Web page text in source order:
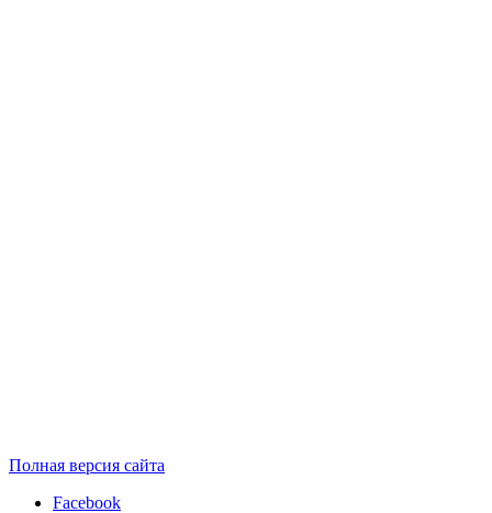
Полная версия сайта
Facebook